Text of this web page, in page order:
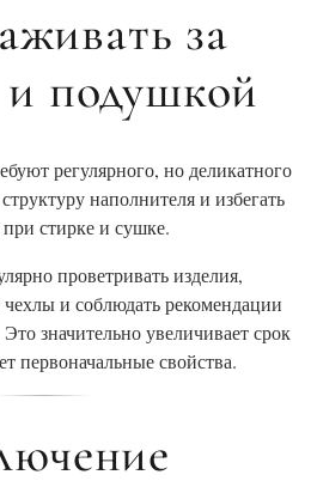
за
и подушкой
регулярного, но деликатного
наполнителя и избегать
при стирке и сушке.
проветривать изделия,
и соблюдать рекомендации
значительно увеличивает срок
первоначальные свойства.